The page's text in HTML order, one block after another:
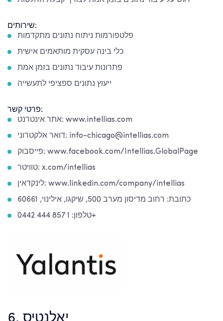
שירותים:
פלטפורמות ניתוח נתונים מתקדמות
כלי בינה עסקית מותאמים אישית
פתרונות עיבוד נתונים בזמן אמת
ייעוץ נתונים ספציפי לתעשייה
פרטי קשר:
אתר אינטרנט: www.intellias.com
דואר אלקטרוני: info-chicago@intellias.com
פייסבוק: www.facebook.com/Intellias.GlobalPage
טוויטר: x.com/intellias
לינקדאין: www.linkedin.com/company/intellias
כתובת: רחוב מדיסון מערב 500, שיקגו, אילינוי, 60661
טלפון: 1 857 444 0442+